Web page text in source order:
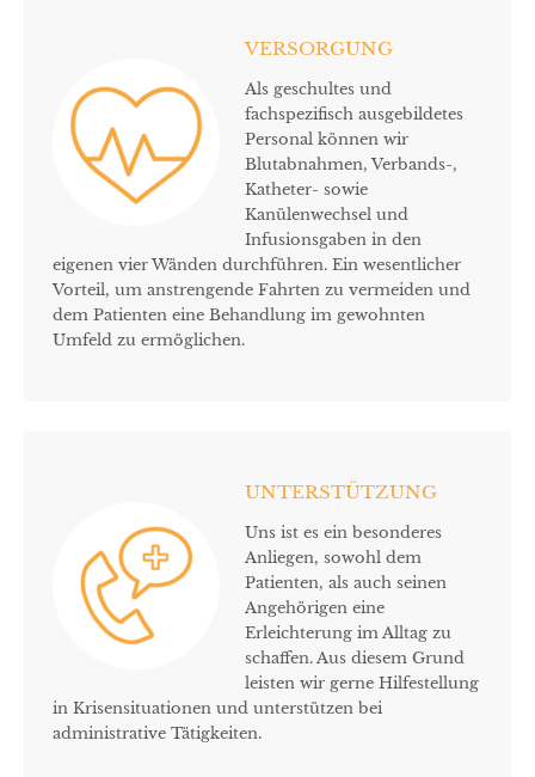
VERSORGUNG
Als geschultes und
fachspezifisch ausgebildetes
Personal können wir
Blutabnahmen, Verbands-,
Katheter- sowie
Kanülenwechsel und
Infusionsgaben in den
eigenen vier Wänden durchführen. Ein wesentlicher
Vorteil, um anstrengende Fahrten zu vermeiden und
dem Patienten eine Behandlung im gewohnten
Umfeld zu ermöglichen.
UNTERSTÜTZUNG
Uns ist es ein besonderes
Anliegen, sowohl dem
Patienten, als auch seinen
Angehörigen eine
Erleichterung im Alltag zu
schaffen. Aus diesem Grund
leisten wir gerne Hilfestellung
in Krisensituationen und unterstützen bei
administrative Tätigkeiten.